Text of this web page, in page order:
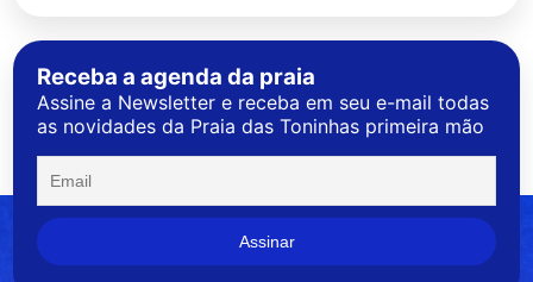
Receba a agenda da praia
Assine a Newsletter e receba em seu e-mail todas
as novidades da Praia das Toninhas primeira mão